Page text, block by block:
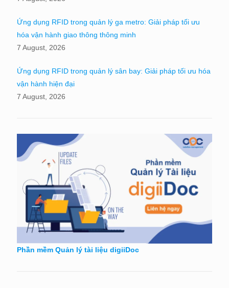
Ứng dụng RFID trong quản lý ga metro: Giải pháp tối ưu
hóa vận hành giao thông thông minh
7 August, 2026
Ứng dụng RFID trong quản lý sân bay: Giải pháp tối ưu hóa
vận hành hiện đại
7 August, 2026
Phần mềm Quản lý tài liệu digiiDoc